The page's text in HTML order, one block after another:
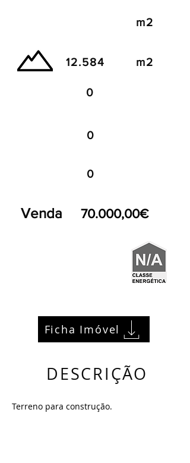
m2
12.584 m2
0
0
0
Venda 70.000,00€
Ficha Imóvel
DESCRIÇÃO
Terreno para construção.